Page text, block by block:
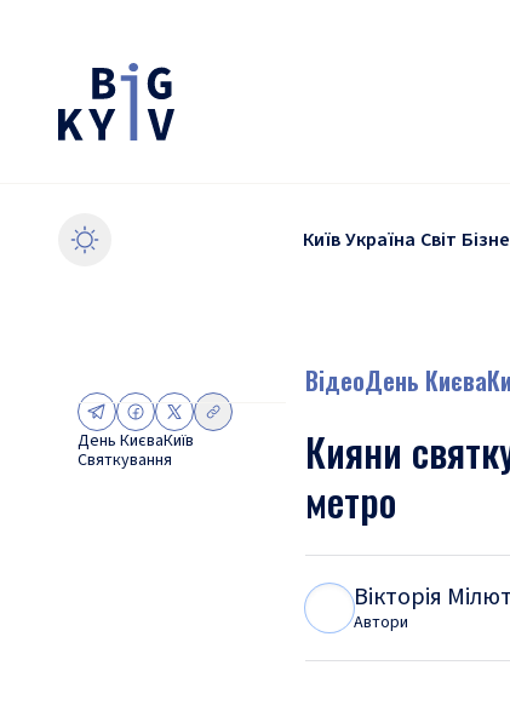
КиївУкраїна Світ
День КиєваКиїв
Святкування
ВідеоДень Києва
Кияни
метро
Вікторія
Автори